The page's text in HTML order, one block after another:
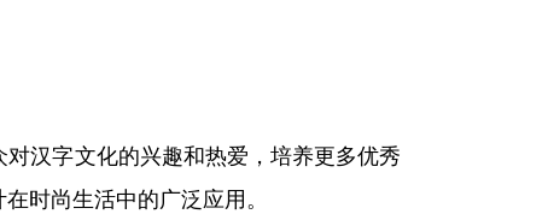
汉字文化的兴趣和热爱，培养更多优秀
时尚生活中的广泛应用。